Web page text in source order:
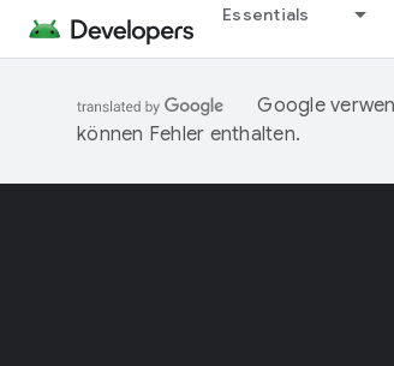
Essentials
Google
können Fehler enthalten.